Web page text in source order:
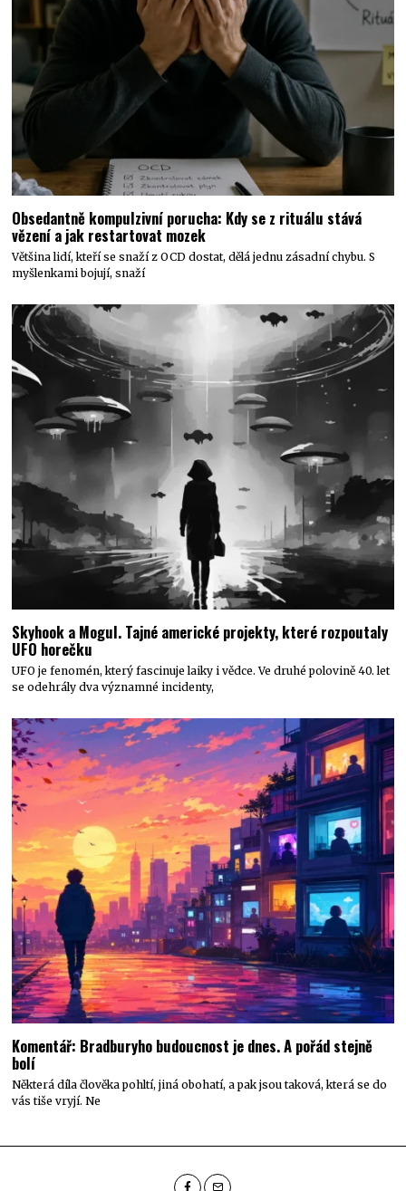
Obsedantně kompulzivní porucha: Kdy se z rituálu stává
vězení a jak restartovat mozek
Většina lidí, kteří se snaží z OCD dostat, dělá jednu zásadní chybu. S
myšlenkami bojují, snaží
Skyhook a Mogul. Tajné americké projekty, které rozpoutaly
UFO horečku
UFO je fenomén, který fascinuje laiky i vědce. Ve druhé polovině 40. let
se odehrály dva významné incidenty,
Komentář: Bradburyho budoucnost je dnes. A pořád stejně
bolí
Některá díla člověka pohltí, jiná obohatí, a pak jsou taková, která se do
vás tiše vryjí. Ne